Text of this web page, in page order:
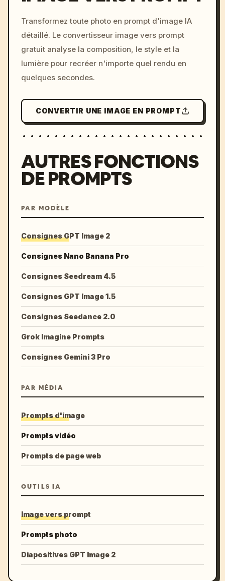
c, cyberpunk sunset, neon
colors, 8k --v 6.0
Transformez toute photo en prompt d'image IA
détaillé. Le convertisseur image vers prompt
gratuit analyse la composition, le style et la
lumière pour recréer n'importe quel rendu en
quelques secondes.
CONVERTIR UNE IMAGE EN PROMPT
AUTRES FONCTIONS
DE PROMPTS
PAR MODÈLE
Consignes GPT Image 2
Consignes Nano Banana Pro
Consignes Seedream 4.5
Consignes GPT Image 1.5
Consignes Seedance 2.0
Grok Imagine Prompts
Consignes Gemini 3 Pro
PAR MÉDIA
Prompts d'image
Prompts vidéo
Prompts de page web
OUTILS IA
Image vers prompt
Prompts photo
Diapositives GPT Image 2